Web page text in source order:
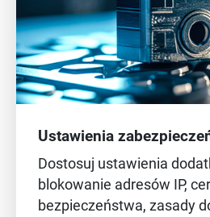
Ustawienia
Dostosuj ustawienia
blokowanie adresów IP,
bezpieczeństwa, zasady